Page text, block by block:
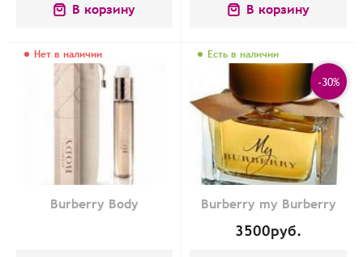
В корзину В корзину
Нет в наличии
Burberry Body
Есть в наличии
-30%
Burberry my Burberry
3500руб.